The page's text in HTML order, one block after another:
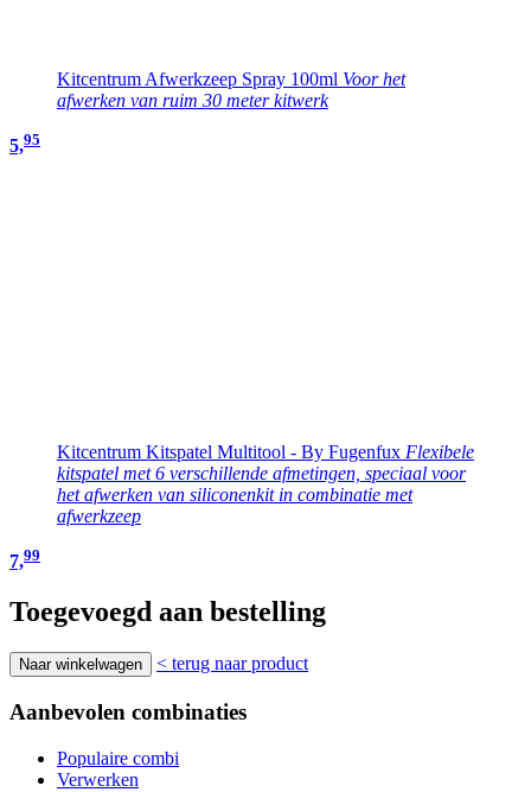
Kitcentrum Afwerkzeep Spray 100ml Voor het
afwerken van ruim 30 meter kitwerk
5,95
Kitcentrum Kitspatel Multitool - By Fugenfux Flexibele
kitspatel met 6 verschillende afmetingen, speciaal voor
het afwerken van siliconenkit in combinatie met
afwerkzeep
7,99
Toegevoegd aan bestelling
Naar winkelwagen < terug naar product
Aanbevolen combinaties
Populaire combi
Verwerken